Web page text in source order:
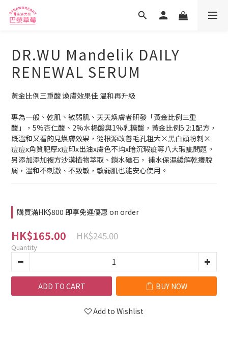
DR.WU Mandelik DAILY
RENEWAL SERUM
黃金比例三重酸 煥膚效果佳 溫和再升級
專為一般、乾肌、敏弱肌、天天煥膚者研發「黃金比例三重
酸」，5%杏仁酸、2%水楊酸與1%乳糖酸，黃金比例5:2:1配方，
既溫和又看的見煥膚效果，從根源改善毛孔粗大×黑白頭粉刺×
痘痘x角質肥厚x痘印x出油x膚色不均x暗沉瑕疵等八大瑕疵問題。
另添加添加複方沙漠植物萃取、鎖水磁石， 補水保濕緩解乾癢脫
屑，溫和不刺激、不致敏，敏弱肌也能安心使用。
購買滿HK$800 即享免運優惠 on order
HK$165.00 HK$245.00
Quantity
ADD TO CART BUY NOW
Add to Wishlist